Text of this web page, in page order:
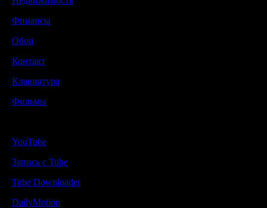
Финансы
Обои
Контакт
Клавиатура
Фильмы
YouTube
Запись с Tube
Tube Downloader
DailyMotion